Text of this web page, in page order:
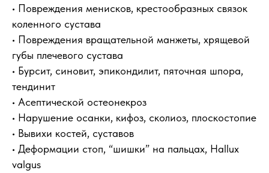
• Повреждения менисков, крестообразных связок
коленного сустава
• Повреждения вращательной манжеты, хрящевой
губы плечевого сустава
• Бурсит, синовит, эпикондилит, пяточная шпора,
тендинит
• Асептической остеонекроз
• Нарушение осанки, кифоз, сколиоз, плоскостопие
• Вывихи костей, суставов
• Деформации стоп, “шишки” на пальцах, Hallux
valgus